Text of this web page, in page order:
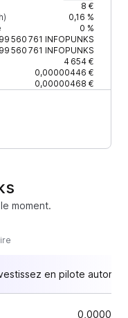
8 €
0,16 %
0 %
560 761 INFOPUNKS
560 761 INFOPUNKS
4 654 €
0,00000446 €
0,00000468 €
moment.
en pilote